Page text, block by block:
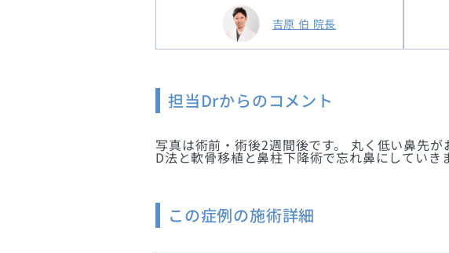
吉原 伯 院長
担当Drからのコメント
写真は術前・術後2週間後です。 丸く低い鼻先
D法と軟骨移植と鼻柱下降術で忘れ鼻にしてい
この症例の施術詳細